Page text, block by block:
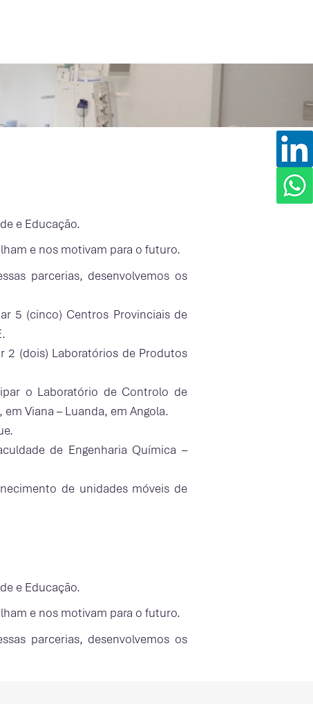
e Educação.
e nos motivam para o futuro.
parcerias, desenvolvemos os
5 (cinco) Centros Provinciais de
2 (dois) Laboratórios de Produtos
o Laboratório de Controlo de
Viana – Luanda, em Angola.
de Engenharia Química –
de unidades móveis de
e Educação.
e nos motivam para o futuro.
parcerias, desenvolvemos os